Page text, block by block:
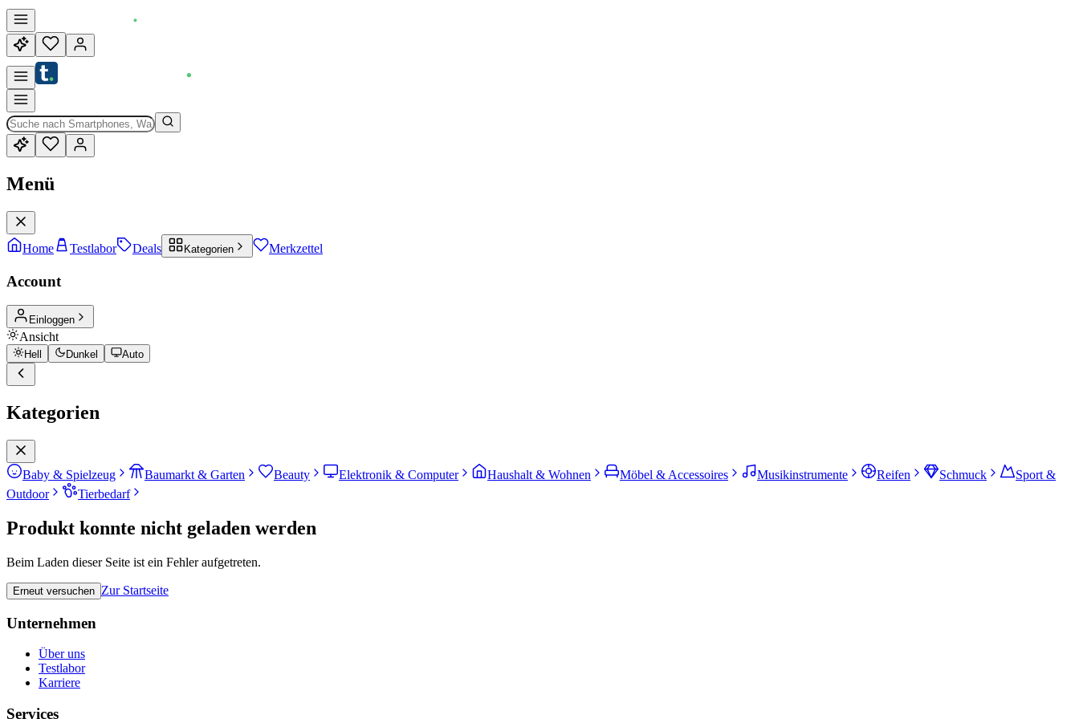
Menü
Home Testlabor Deals Kategorien Merkzettel
Account
Einloggen
Ansicht
Hell Dunkel Auto
Kategorien
Baby & Spielzeug Baumarkt & Garten Beauty Elektronik & Computer Haushalt & Wohnen Möbel & Accessoires Musikinstrumente Reifen Schmuck
Sport &
Outdoor
Tierbedarf
Produkt konnte nicht geladen werden
Beim Laden dieser Seite ist ein Fehler aufgetreten.
Erneut versuchen Zur Startseite
Unternehmen
Über uns
Testlabor
Karriere
Services